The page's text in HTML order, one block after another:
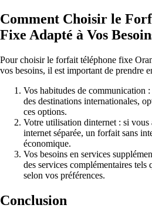
Comment Choisir le
Fixe Adapté à Vos
Pour choisir le forfait téléphone fixe
vos besoins, il est important de prendre
Vos habitudes de communication
des destinations internationales,
ces options.
Votre utilisation dinternet : si vous
internet séparée, un forfait sans
économique.
Vos besoins en services
des services complémentaires
selon vos préférences.
Conclusion